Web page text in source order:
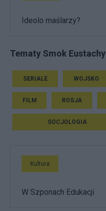
Ideolo maślarzy?
Tematy Smok Eustachy
SERIALE WOJSKO
FILM ROSJA
SOCJOLOGIA
Kultura
W Szponach Edukacji